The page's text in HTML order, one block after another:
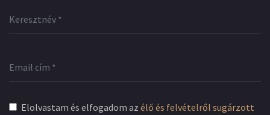
Elolvastam és elfogadom az élő és felvételről sugárzott